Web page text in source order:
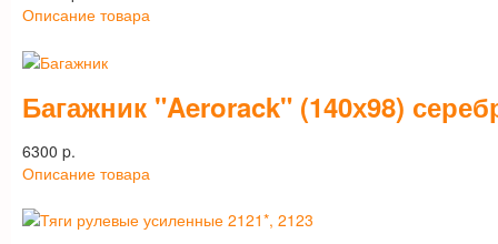
Описание товара
Багажник "Aerorack" (140х98)
6300 p.
Описание товара